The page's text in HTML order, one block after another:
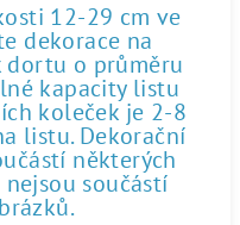
12-29 cm ve
dekorace na
dortu o průměru
kapacity listu
koleček je 2-8
listu. Dekorační
některých
součástí